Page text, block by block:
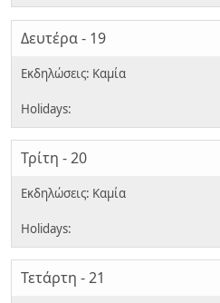
Δευτέρα - 19
Τρίτη - 20
Τετάρτη - 21